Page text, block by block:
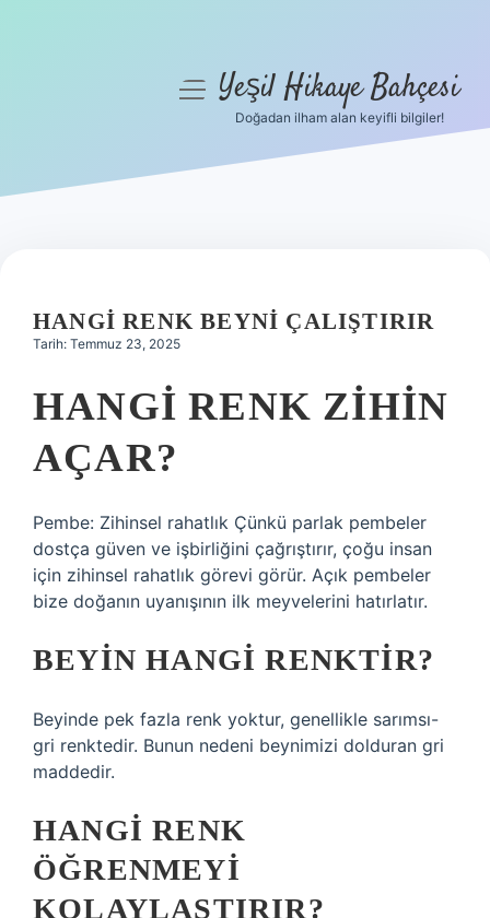
Hakkımızda
menüyüYeşil Hikaye Bahçesi
Doğadan ilham alan keyifli bilgiler!
HANGI RENK BEYNI ÇALIŞTIRIR
Tarih: Temmuz 23, 2025
HANGI RENK ZIHIN
AÇAR?
Pembe: Zihinsel rahatlık Çünkü parlak pembeler
dostça güven ve işbirliğini çağrıştırır, çoğu insan
için zihinsel rahatlık görevi görür. Açık pembeler
bize doğanın uyanışının ilk meyvelerini hatırlatır.
BEYIN HANGI RENKTIR?
Beyinde pek fazla renk yoktur, genellikle sarımsı-
gri renktedir. Bunun nedeni beynimizi dolduran gri
maddedir.
HANGI RENK
ÖĞRENMEYI
KOLAYLAŞTIRIR?